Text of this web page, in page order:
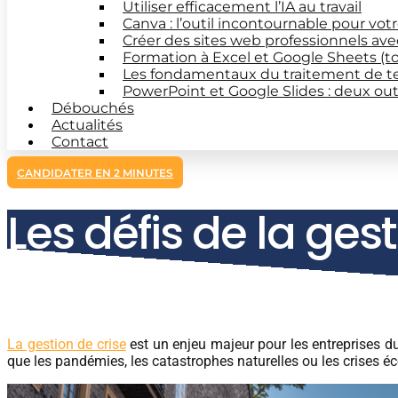
Utiliser efficacement l’IA au travail
Canva : l’outil incontournable pour
Créer des sites web professionnels
Formation à Excel et Google Sheets
Les fondamentaux du traitement de
PowerPoint et Google Slides : deux
Débouchés
Actualités
Contact
CANDIDATER EN 2 MINUTES
Les défis de la
touristique
La gestion de criseest un enjeu majeur pour les entreprises
que les pandémies, les catastrophes naturelles ou les crises